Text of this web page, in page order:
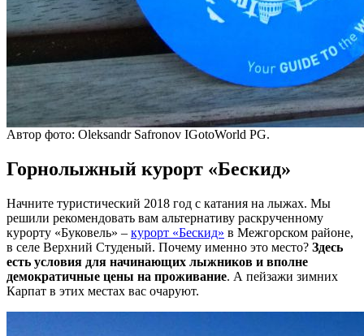
Автор фото: Oleksandr Safronov IGotoWorld PG.
Горнолыжный курорт «Бескид»
Начните туристический 2018 год с катания на лыжах. Мы
решили рекомендовать вам альтернативу раскрученному
курорту «Буковель» – курорт «Бескид» в Межгорском районе,
в селе Верхний Студеный. Почему именно это место? Здесь
есть условия для начинающих лыжников и вполне
демократичные цены на проживание. А пейзажи зимних
Карпат в этих местах вас очаруют.